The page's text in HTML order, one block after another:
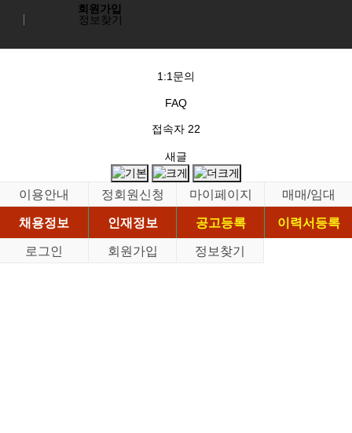
회원가입
정보찾기
1:1문의
FAQ
접속자 22
새글
이용안내 정회원신청 마이페이지
매매/임대
채용정보
인재정보 공고등록
이력서등록
로그인
회원가입 정보찾기